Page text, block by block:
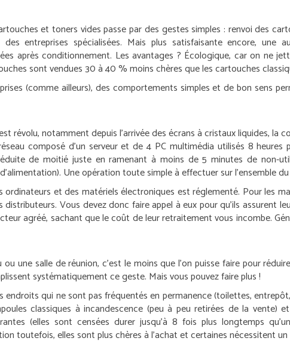
et toners vides passe par des gestes simples : renvoi des
entreprises spécialisées. Mais plus satisfaisante encore, une
après conditionnement. Les avantages ? Écologique, car on ne
sont vendues 30 à 40 % moins chères que les cartouches
(comme ailleurs), des comportements simples et de bon sens
révolu, notamment depuis l’arrivée des écrans à cristaux liquides, la
composé d’un serveur et de 4 PC multimédia utilisés 8
de moitié juste en ramenant à moins de 5 minutes de non-
Une opération toute simple à effectuer sur l’ensemble
et des matériels électroniques est réglementé. Pour les
Vous devez donc faire appel à eux pour qu’ils assurent
agréé, sachant que le coût de leur retraitement vous incombe.
une salle de réunion, c’est le moins que l’on puisse faire pour
systématiquement ce geste. Mais vous pouvez faire plus !
endroits qui ne sont pas fréquentés en permanence (toilettes,
classiques à incandescence (peu à peu retirées de la vente)
(elles sont censées durer jusqu’à 8 fois plus longtemps
toutefois, elles sont plus chères à l’achat et certaines nécessitent